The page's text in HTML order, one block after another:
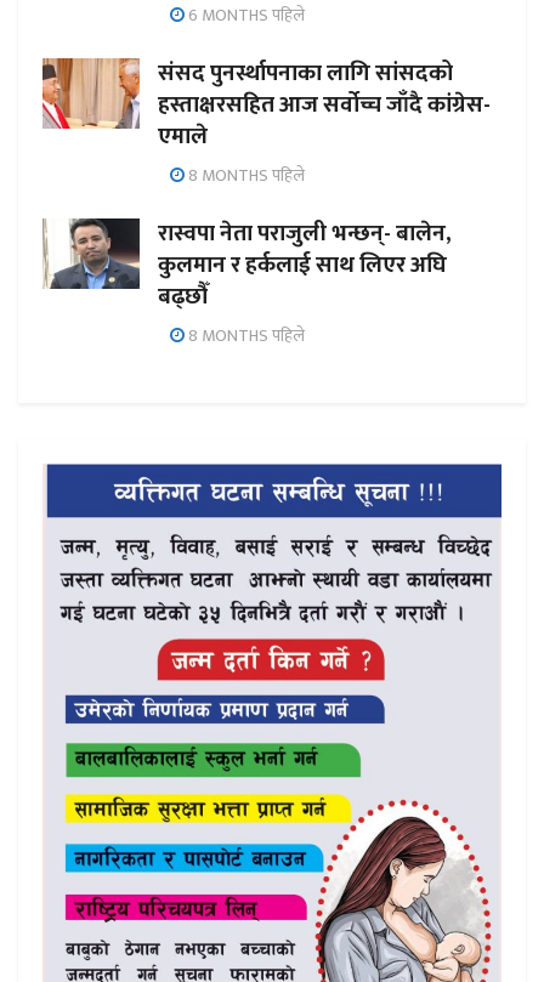
6 MONTHS पहिले
संसद पुनर्स्थापनाका लागि सांसदको
हस्ताक्षरसहित आज सर्वोच्च जाँदै कांग्रेस-
एमाले
8 MONTHS पहिले
रास्वपा नेता पराजुली भन्छन्- बालेन,
कुलमान र हर्कलाई साथ लिएर अघि
बढ्छौँ
8 MONTHS पहिले